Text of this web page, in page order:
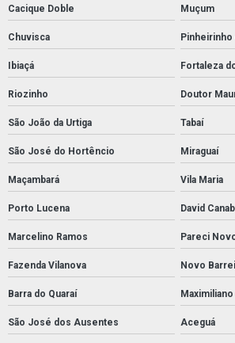
Cacique Doble Muçum
Chuvisca Pinheirinho
Ibiaçá Fortaleza
Riozinho Doutor
São João da Urtiga Tabaí
São José do Hortêncio Miraguaí
Maçambará Vila Maria
Porto Lucena David
Marcelino Ramos Pareci
Fazenda Vilanova Novo
Barra do Quaraí
São José dos Ausentes Aceguá